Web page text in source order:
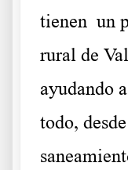
tienen un
rural de
ayudando
todo,